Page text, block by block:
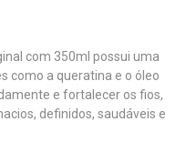
com 350ml possui uma
como a queratina e o óleo
e fortalecer os fios,
definidos, saudáveis e